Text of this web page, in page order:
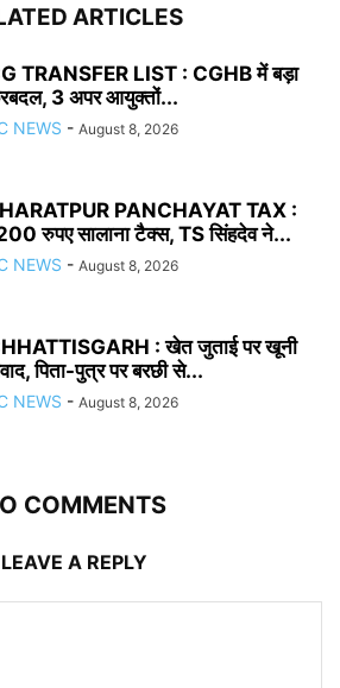
ARTICLES
TRANSFER LIST : CGHB में बड़ा
3 अपर आयुक्तों...
NEWS - August 8, 2026
PANCHAYAT TAX :
रुपए सालाना टैक्स, TS सिंहदेव ने...
NEWS - August 8, 2026
: खेत जुताई पर खूनी
पिता-पुत्र पर बरछी से...
NEWS - August 8, 2026
COMMENTS
LEAVE A REPLY